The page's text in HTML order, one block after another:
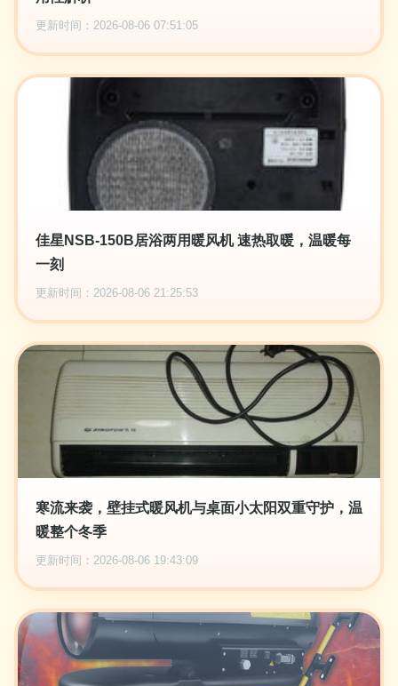
更新时间：2026-08-06 07:51:05
佳星NSB-150B居浴两用暖风机 速热取暖，温暖每
一刻
更新时间：2026-08-06 21:25:53
寒流来袭，壁挂式暖风机与桌面小太阳双重守护，温
暖整个冬季
更新时间：2026-08-06 19:43:09